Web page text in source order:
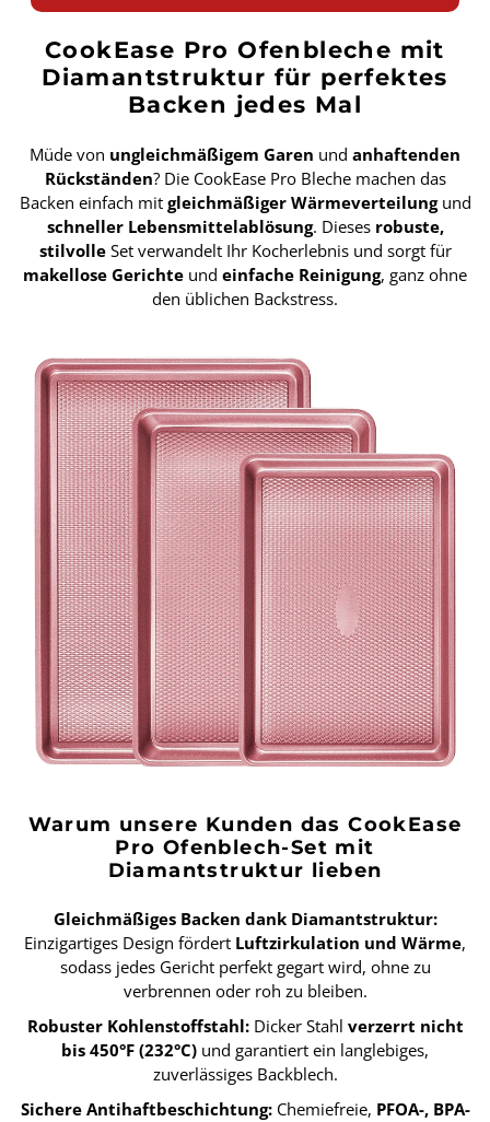
CookEase Pro Ofenbleche mit
Diamantstruktur für perfektes
Backen jedes Mal
Müde von ungleichmäßigem Garen und anhaftenden
Rückständen? Die CookEase Pro Bleche machen das
Backen einfach mit gleichmäßiger Wärmeverteilungund
schneller Lebensmittelablösung. Dieses robuste,
stilvolleSet verwandelt Ihr Kocherlebnis und sorgt für
makellose Gerichte und einfache Reinigung, ganz ohne
den üblichen Backstress.
Warum unsere Kunden das CookEase
Pro Ofenblech-Set mit
Diamantstruktur lieben
Gleichmäßiges Backen dank Diamantstruktur:
Einzigartiges Design fördert Luftzirkulation und Wärme,
sodass jedes Gericht perfekt gegart wird, ohne zu
verbrennen oder roh zu bleiben.
Robuster Kohlenstoffstahl:Dicker Stahl verzerrt nicht
bis 450°F (232°C) und garantiert ein langlebiges,
zuverlässiges Backblech.
Sichere Antihaftbeschichtung:Chemiefreie, PFOA-, BPA-